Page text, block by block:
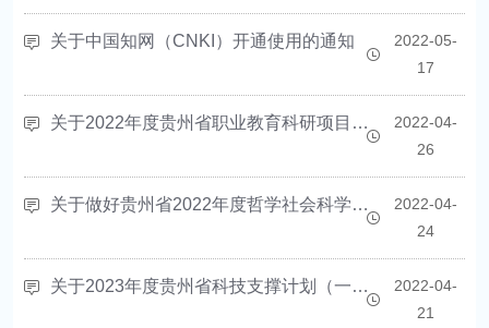
关于中国知网（CNKI）开通使用的通知
2022-05-
17
关于2022年度贵州省职业教育科研项目申报的公示
2022-04-
26
关于做好贵州省2022年度哲学社会科学规划课题申报工作的通知
2022-04-
24
关于2023年度贵州省科技支撑计划（一般项目）申报的通知
2022-04-
21